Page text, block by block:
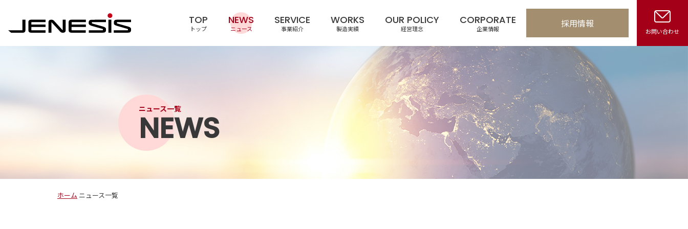
TOP
トップ
NEWS
ニュース
SERVICE
事業紹介
WORKS
製造実績
OUR POLICY
経営理念
CORPORATE
企業情報 採用情報
お問い合わせ
ニュース一覧
NEWS
ホーム ニュース一覧